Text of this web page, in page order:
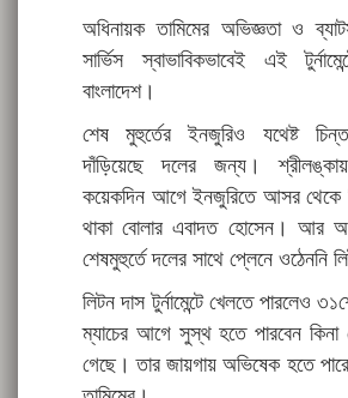
অধিনায়ক তামিমের অভিজ্ঞতা ও
সার্ভিস স্বাভাবিকভাবেই এই
বাংলাদেশ।
শেষ মুহুর্তের ইনজুরিও যথেষ্ট
দাঁড়িয়েছে দলের জন্য।
কয়েকদিন আগে ইনজুরিতে আসর থেকে
থাকা বোলার এবাদত হোসেন। আর
শেষমুহুর্তে দলের সাথে প্লেনে ওঠেননি
লিটন দাস টুর্নামেন্টে খেলতে পারলেও
ম্যাচের আগে সুস্থ হতে পারবেন
গেছে। তার জায়গায় অভিষেক হতে পারে